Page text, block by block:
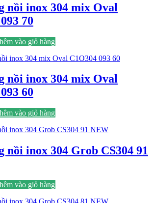
nồi inox 304 mix Oval
70
vào giỏ hàng
nồi inox 304 mix Oval
60
vào giỏ hàng
nồi inox 304 Grob CS304 91
vào giỏ hàng